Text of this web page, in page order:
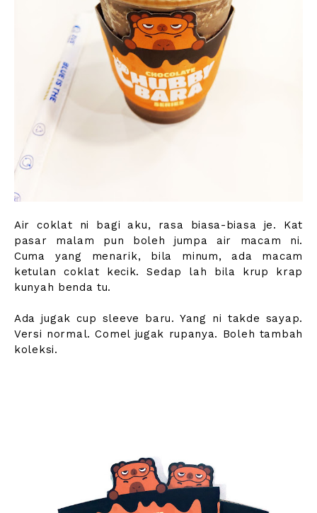
Air coklat ni bagi aku, rasa biasa-biasa je. Kat
pasar malam pun boleh jumpa air macam ni.
Cuma yang menarik, bila minum, ada macam
ketulan coklat kecik. Sedap lah bila krup krap
kunyah benda tu.
Ada jugak cup sleeve baru. Yang ni takde sayap.
Versi normal. Comel jugak rupanya. Boleh tambah
koleksi.